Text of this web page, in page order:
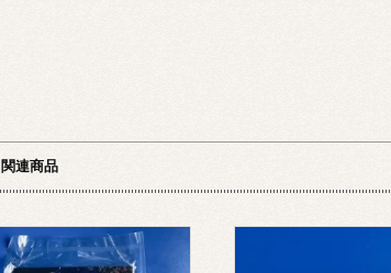
関連商品